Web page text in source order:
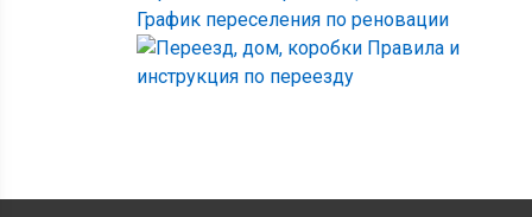
График переселения по реновации
Правила и
инструкция по переезду